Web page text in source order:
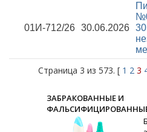
01И-712/26 30.06.2026
Страница 3 из 573. [ 1 2 3
ЗАБРАКОВАННЫЕ И